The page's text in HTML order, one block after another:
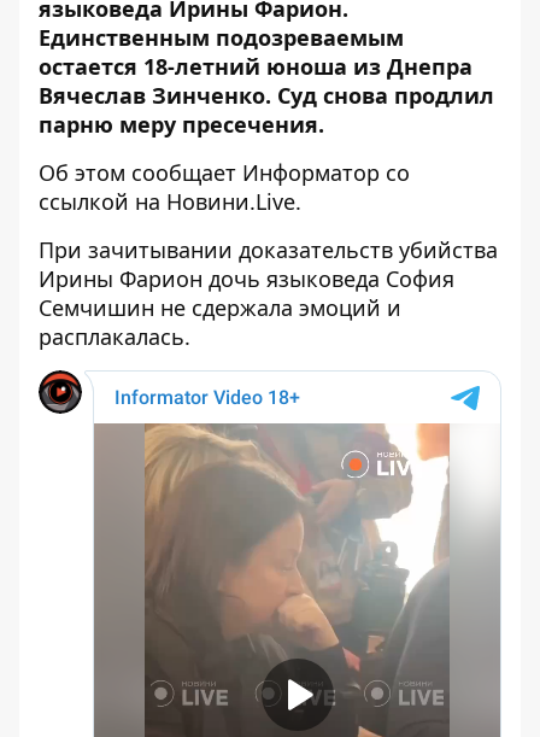
языковеда Ирины Фарион.
Единственным подозреваемым
остается 18-летний юноша из Днепра
Вячеслав Зинченко. Суд снова продлил
парню меру пресечения.
Об этом сообщает Информатор со
ссылкой на Новини.Live.
При зачитывании доказательств убийства
Ирины Фарион дочь языковеда София
Семчишин не сдержала эмоций и
расплакалась.